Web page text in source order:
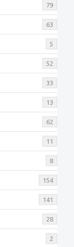
79
63
5
52
33
13
62
11
8
154
141
28
2